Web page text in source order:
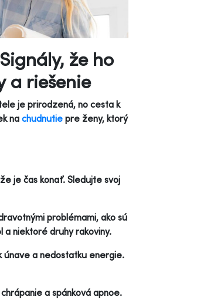
že ho
a riešenie
je prirodzená, no cesta k
na chudnutie pre ženy, ktorý
je čas konať. Sledujte svoj
problémami, ako sú
a niektoré druhy rakoviny.
únave a nedostatku energie.
a spánková apnoe.